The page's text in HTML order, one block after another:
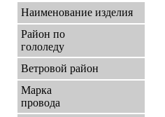
Наименование изделия
Район по
гололеду
Ветровой район
Марка
провода